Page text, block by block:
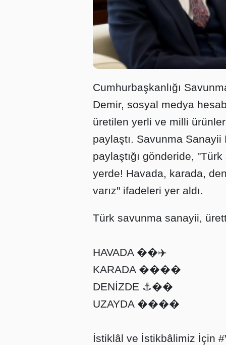
Cumhurbaşkanlığı
Demir, sosyal medya
üretilen yerli ve milli
paylaştı. Savunma Sanayii
paylaştığı gönderide,
yerde! Havada, karada,
varız" ifadeleri yer aldı.
Türk savunma sanayii,
HAVADA ��✈️
KARADA ����
DENİZDE ⚓️��
UZAYDA ����
İstiklâl ve İstikbâlimiz İçin